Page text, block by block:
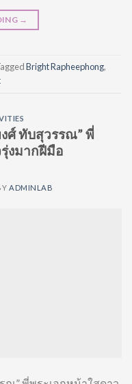
→
Bright Rapheephong,
ศ์ ทับสุวรรณ” พี่
งมากฝีมือ
ADMINLAB